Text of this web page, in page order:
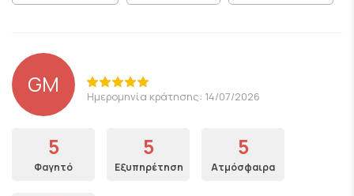
GM Ημερομηνία κράτησης: 14/07/2026
5
Φαγητό
5
Εξυπηρέτηση
5
Ατμόσφαιρα